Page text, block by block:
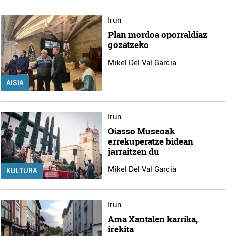
AISIA
Irun
Plan mordoa oporraldiaz
gozatzeko
Mikel Del Val Garcia
KULTURA
Irun
Oiasso Museoak
errekuperatze bidean
jarraitzen du
Mikel Del Val Garcia
Irun
Ama Xantalen karrika,
irekita